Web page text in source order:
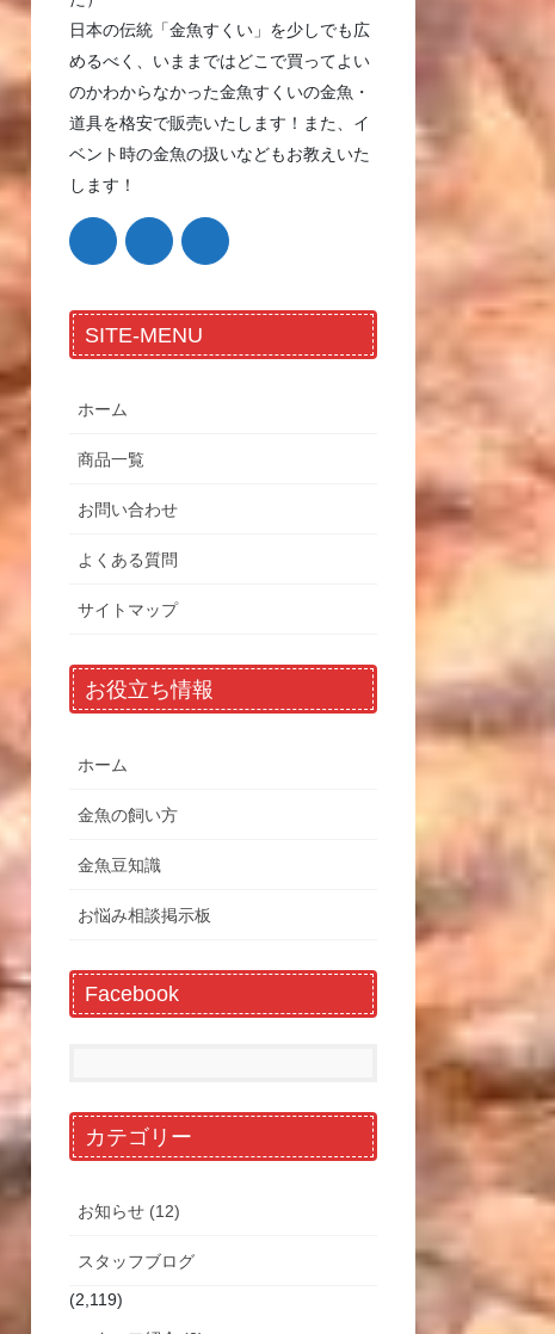
日本の伝統「金魚すくい」を少しでも広
めるべく、いままではどこで買ってよい
のかわからなかった金魚すくいの金魚・
道具を格安で販売いたします！また、イ
ベント時の金魚の扱いなどもお教えいた
します！
SITE-MENU
ホーム
商品一覧
お問い合わせ
よくある質問
サイトマップ
お役立ち情報
ホーム
金魚の飼い方
金魚豆知識
お悩み相談掲示板
Facebook
カテゴリー
お知らせ (12)
スタッフブログ
(2,119)